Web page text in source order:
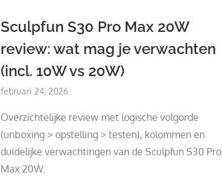
Sculpfun S30 Pro Max 20W
review: wat mag je verwachten
(incl. 10W vs 20W)
Posted
februari 24, 2026
Overzichtelijke review met logische volgorde
(unboxing > opstelling > testen), kolommen en
duidelijke verwachtingen van de Sculpfun S30 Pro
Max 20W.